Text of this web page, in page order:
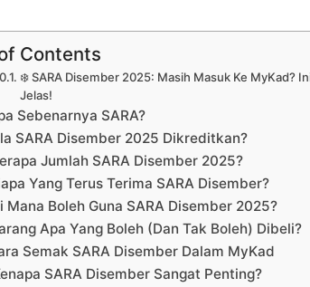
Contents
❄️ SARA Disember 2025: Masih Masuk Ke MyKad?
Jelas!
Sebenarnya SARA?
SARA Disember 2025 Dikreditkan?
Jumlah SARA Disember 2025?
Yang Terus Terima SARA Disember?
Mana Boleh Guna SARA Disember 2025?
Apa Yang Boleh (Dan Tak Boleh) Dibeli?
Semak SARA Disember Dalam MyKad
SARA Disember Sangat Penting?